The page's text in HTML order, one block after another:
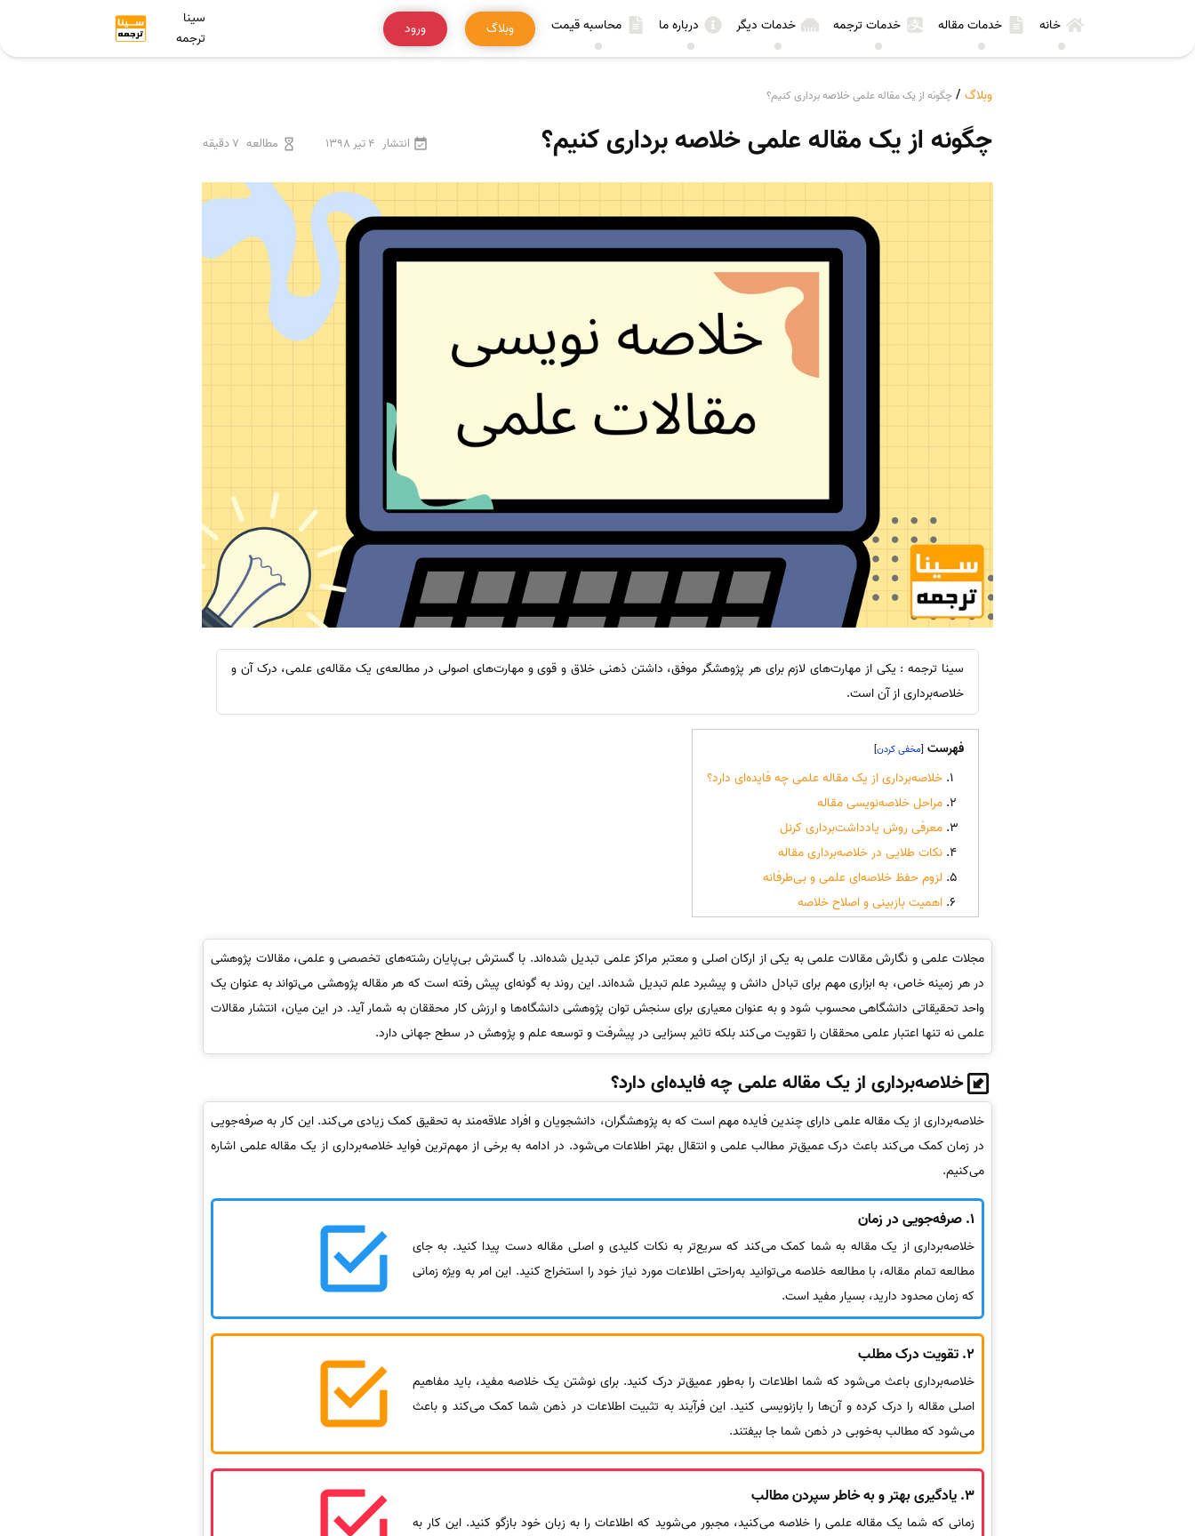
خانه خدمات مقاله خدمات ترجمه خدمات دیگر درباره ما محاسبه قیمت وبلاگ ورود
سینا
ترجمه
وبلاگ / چگونه از یک مقاله علمی خلاصه برداری کنیم؟
چگونه از یک مقاله علمی خلاصه برداری کنیم؟ انتشار 4 تیر 1398 مطالعه 7 دقیقه
سینا ترجمه : یکی از مهارت‌های لازم برای هر پژوهشگر موفق، داشتن ذهنی خلاق و قوی و مهارت‌های اصولی در مطالعه‌ی یک مقاله‌ی علمی، درک آن و
خلاصه‌برداری از آن است.
فهرست [
]
خلاصه‌برداری از یک مقاله علمی چه فایده‌ای دارد؟
مراحل خلاصه‌نویسی مقاله
معرفی روش یادداشت‌برداری کرنل
نکات طلایی در خلاصه‌برداری مقاله
لزوم حفظ خلاصه‌ای علمی و بی‌طرفانه
اهمیت بازبینی و اصلاح خلاصه
مجلات علمی و نگارش مقالات علمی به یکی از ارکان اصلی و معتبر مراکز علمی تبدیل شده‌اند. با گسترش بی‌پایان رشته‌های تخصصی و علمی، مقالات پژوهشی
در هر زمینه خاص، به ابزاری مهم برای تبادل دانش و پیشبرد علم تبدیل شده‌اند. این روند به گونه‌ای پیش رفته است که هر مقاله پژوهشی می‌تواند به عنوان یک
واحد تحقیقاتی دانشگاهی محسوب شود و به عنوان معیاری برای سنجش توان پژوهشی دانشگاه‌ها و ارزش کار محققان به شمار آید. در این میان، انتشار مقالات
علمی نه تنها اعتبار علمی محققان را تقویت می‌کند بلکه تاثیر بسزایی در پیشرفت و توسعه علم و پژوهش در سطح جهانی دارد.
خلاصه‌برداری از یک مقاله علمی چه فایده‌ای دارد؟
خلاصه‌برداری از یک مقاله علمی دارای چندین فایده مهم است که به پژوهشگران، دانشجویان و افراد علاقه‌مند به تحقیق کمک زیادی می‌کند. این کار به صرفه‌جویی
در زمان کمک می‌کند باعث درک عمیق‌تر مطالب علمی و انتقال بهتر اطلاعات می‌شود. در ادامه به برخی از مهم‌ترین فواید خلاصه‌برداری از یک مقاله علمی اشاره
می‌کنیم.
1. صرفه‌جویی در زمان
خلاصه‌برداری از یک مقاله به شما کمک می‌کند که سریع‌تر به نکات کلیدی و اصلی مقاله دست پیدا کنید. به جای
مطالعه تمام مقاله، با مطالعه خلاصه می‌توانید به‌راحتی اطلاعات مورد نیاز خود را استخراج کنید. این امر به ویژه زمانی
که زمان محدود دارید، بسیار مفید است.
2. تقویت درک مطلب
خلاصه‌برداری باعث می‌شود که شما اطلاعات را به‌طور عمیق‌تر درک کنید. برای نوشتن یک خلاصه مفید، باید مفاهیم
اصلی مقاله را درک کرده و آن‌ها را بازنویسی کنید. این فرآیند به تثبیت اطلاعات در ذهن شما کمک می‌کند و باعث
می‌شود که مطالب به‌خوبی در ذهن شما جا بیفتند.
3. یادگیری بهتر و به خاطر سپردن مطالب
زمانی که شما یک مقاله علمی را خلاصه می‌کنید، مجبور می‌شوید که اطلاعات را به زبان خود بازگو کنید. این کار به